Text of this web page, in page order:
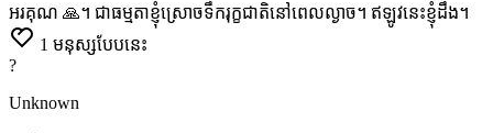
អរគុណ 🙏។ ជាធម្មតាខ្ញុំស្រោចទឹករុក្ខជាតិនៅពេលល្ងាច។ ឥឡូវនេះខ្ញុំដឹង។
1 មនុស្សបែបនេះ
?
Unknown